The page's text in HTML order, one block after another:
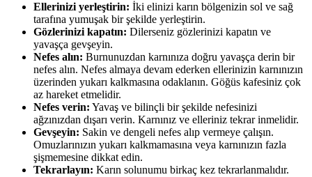
Ellerinizi yerleştirin: İki elinizi karın bölgenizin sol ve sağ
tarafına yumuşak bir şekilde yerleştirin.
Gözlerinizi kapatın: Dilerseniz gözlerinizi kapatın ve
yavaşça gevşeyin.
Nefes alın: Burnunuzdan karnınıza doğru yavaşça derin bir
nefes alın. Nefes almaya devam ederken ellerinizin karnınızın
üzerinden yukarı kalkmasına odaklanın. Göğüs kafesiniz çok
az hareket etmelidir.
Nefes verin: Yavaş ve bilinçli bir şekilde nefesinizi
ağzınızdan dışarı verin. Karnınız ve elleriniz tekrar inmelidir.
Gevşeyin: Sakin ve dengeli nefes alıp vermeye çalışın.
Omuzlarınızın yukarı kalkmamasına veya karnınızın fazla
şişmemesine dikkat edin.
Tekrarlayın: Karın solunumu birkaç kez tekrarlanmalıdır.